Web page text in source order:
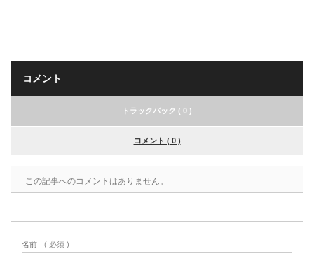
コメント
トラックバック ( 0 )
コメント ( 0 )
この記事へのコメントはありません。
名前 ( 必須 )